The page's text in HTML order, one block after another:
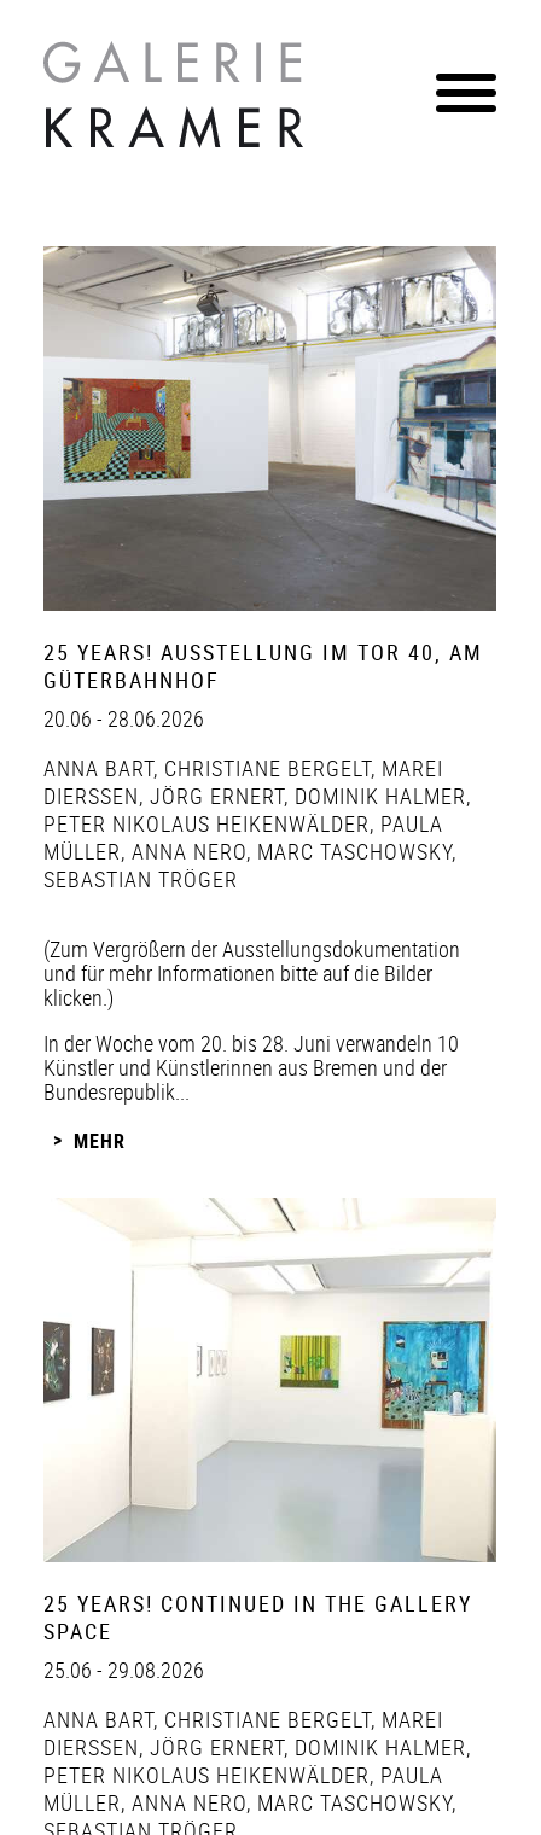
25 YEARS! AUSSTELLUNG IM TOR 40, AM
GÜTERBAHNHOF
20.06 - 28.06.2026
ANNA BART, CHRISTIANE BERGELT, MAREI
DIERSSEN , JÖRG ERNERT, DOMINIK HALMER,
PETER NIKOLAUS HEIKENWÄLDER, PAULA
MÜLLER, ANNA NERO, MARC TASCHOWSKY,
SEBASTIAN TRÖGER
(Zum Vergrößern der Ausstellungsdokumentation
und für mehr Informationen bitte auf die Bilder
klicken.)
In der Woche vom 20. bis 28. Juni verwandeln 10
Künstler und Künstlerinnen aus Bremen und der
Bundesrepublik...
MEHR
25 YEARS! CONTINUED IN THE GALLERY
SPACE
25.06 - 29.08.2026
ANNA BART, CHRISTIANE BERGELT, MAREI
DIERSSEN , JÖRG ERNERT, DOMINIK HALMER,
PETER NIKOLAUS HEIKENWÄLDER, PAULA
MÜLLER, ANNA NERO, MARC TASCHOWSKY,